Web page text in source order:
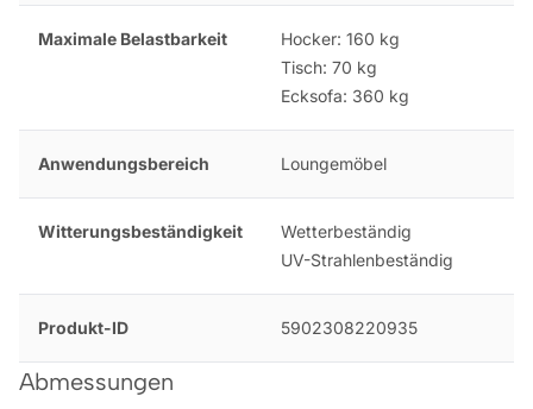
Maximale Belastbarkeit
Hocker: 160 kg
Tisch: 70 kg
Ecksofa: 360 kg
Anwendungsbereich Loungemöbel
Witterungsbeständigkeit
Wetterbeständig
UV-Strahlenbeständig
Produkt-ID 5902308220935
Abmessungen